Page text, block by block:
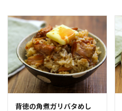
背徳の角煮ガリバタめし